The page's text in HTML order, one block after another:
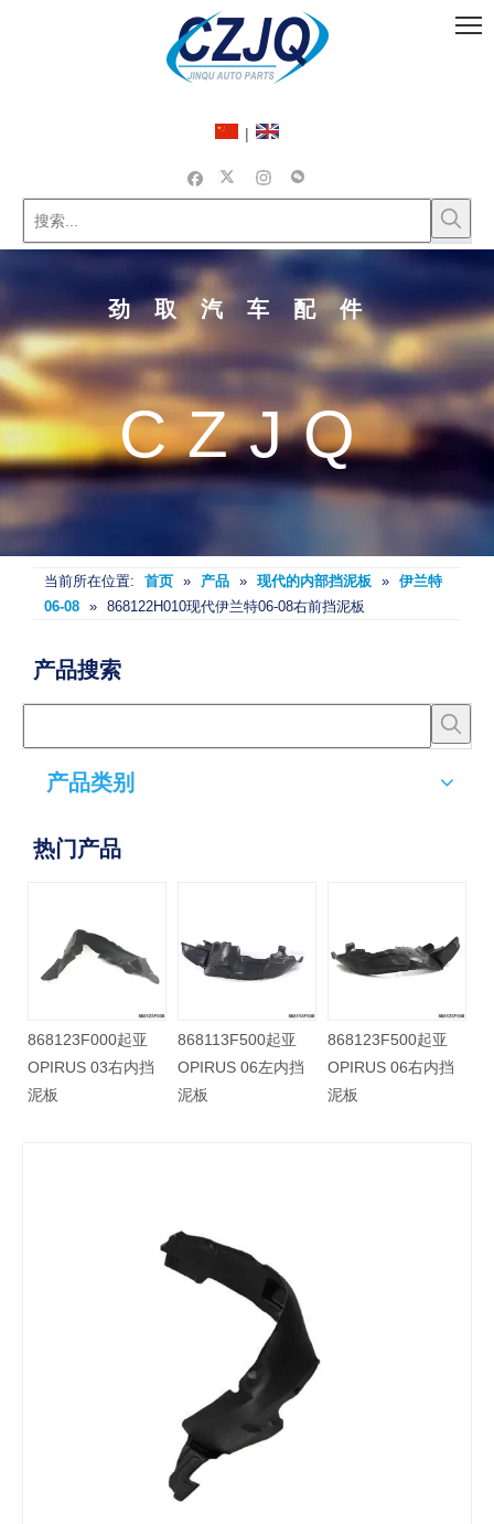
|
劲取汽车配件
CZJQ
当前所在位置: 首页 » 产品 » 现代的内部挡泥板 » 伊兰特
06-08 » 868122H010现代伊兰特06-08右前挡泥板
产品搜索
产品类别
热门产品
起亚
K2 17右前挡
868123F000起亚
OPIRUS 03右内挡
868113F500起亚
OPIRUS 06左内挡
OPIRUS